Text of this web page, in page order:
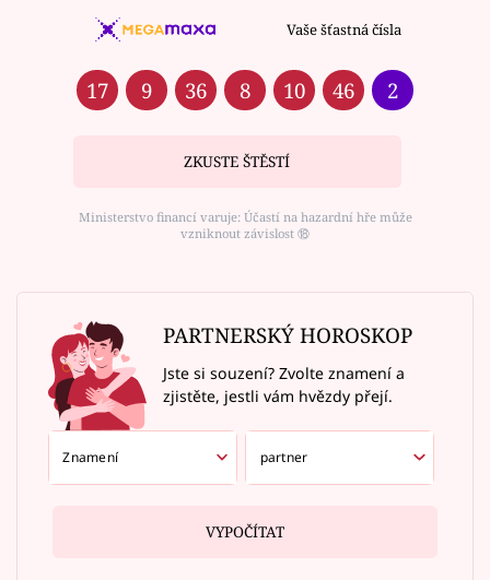
Vaše šťastná čísla
17 9 36 8 10 46 2
ZKUSTE ŠTĚSTÍ
Ministerstvo financí varuje: Účastí na hazardní hře může
vzniknout závislost ⑱
PARTNERSKÝ HOROSKOP
Jste si souzení? Zvolte znamení a
zjistěte, jestli vám hvězdy přejí.
VYPOČÍTAT